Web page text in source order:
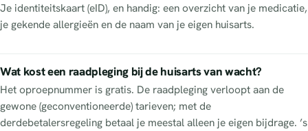
Je identiteitskaart (eID), en handig: een overzicht van je medicatie,
je gekende allergieën en de naam van je eigen huisarts.
Wat kost een raadpleging bij de huisarts van wacht?
Het oproepnummer is gratis. De raadpleging verloopt aan de
gewone (geconventioneerde) tarieven; met de
derdebetalersregeling betaal je meestal alleen je eigen bijdrage. ’s